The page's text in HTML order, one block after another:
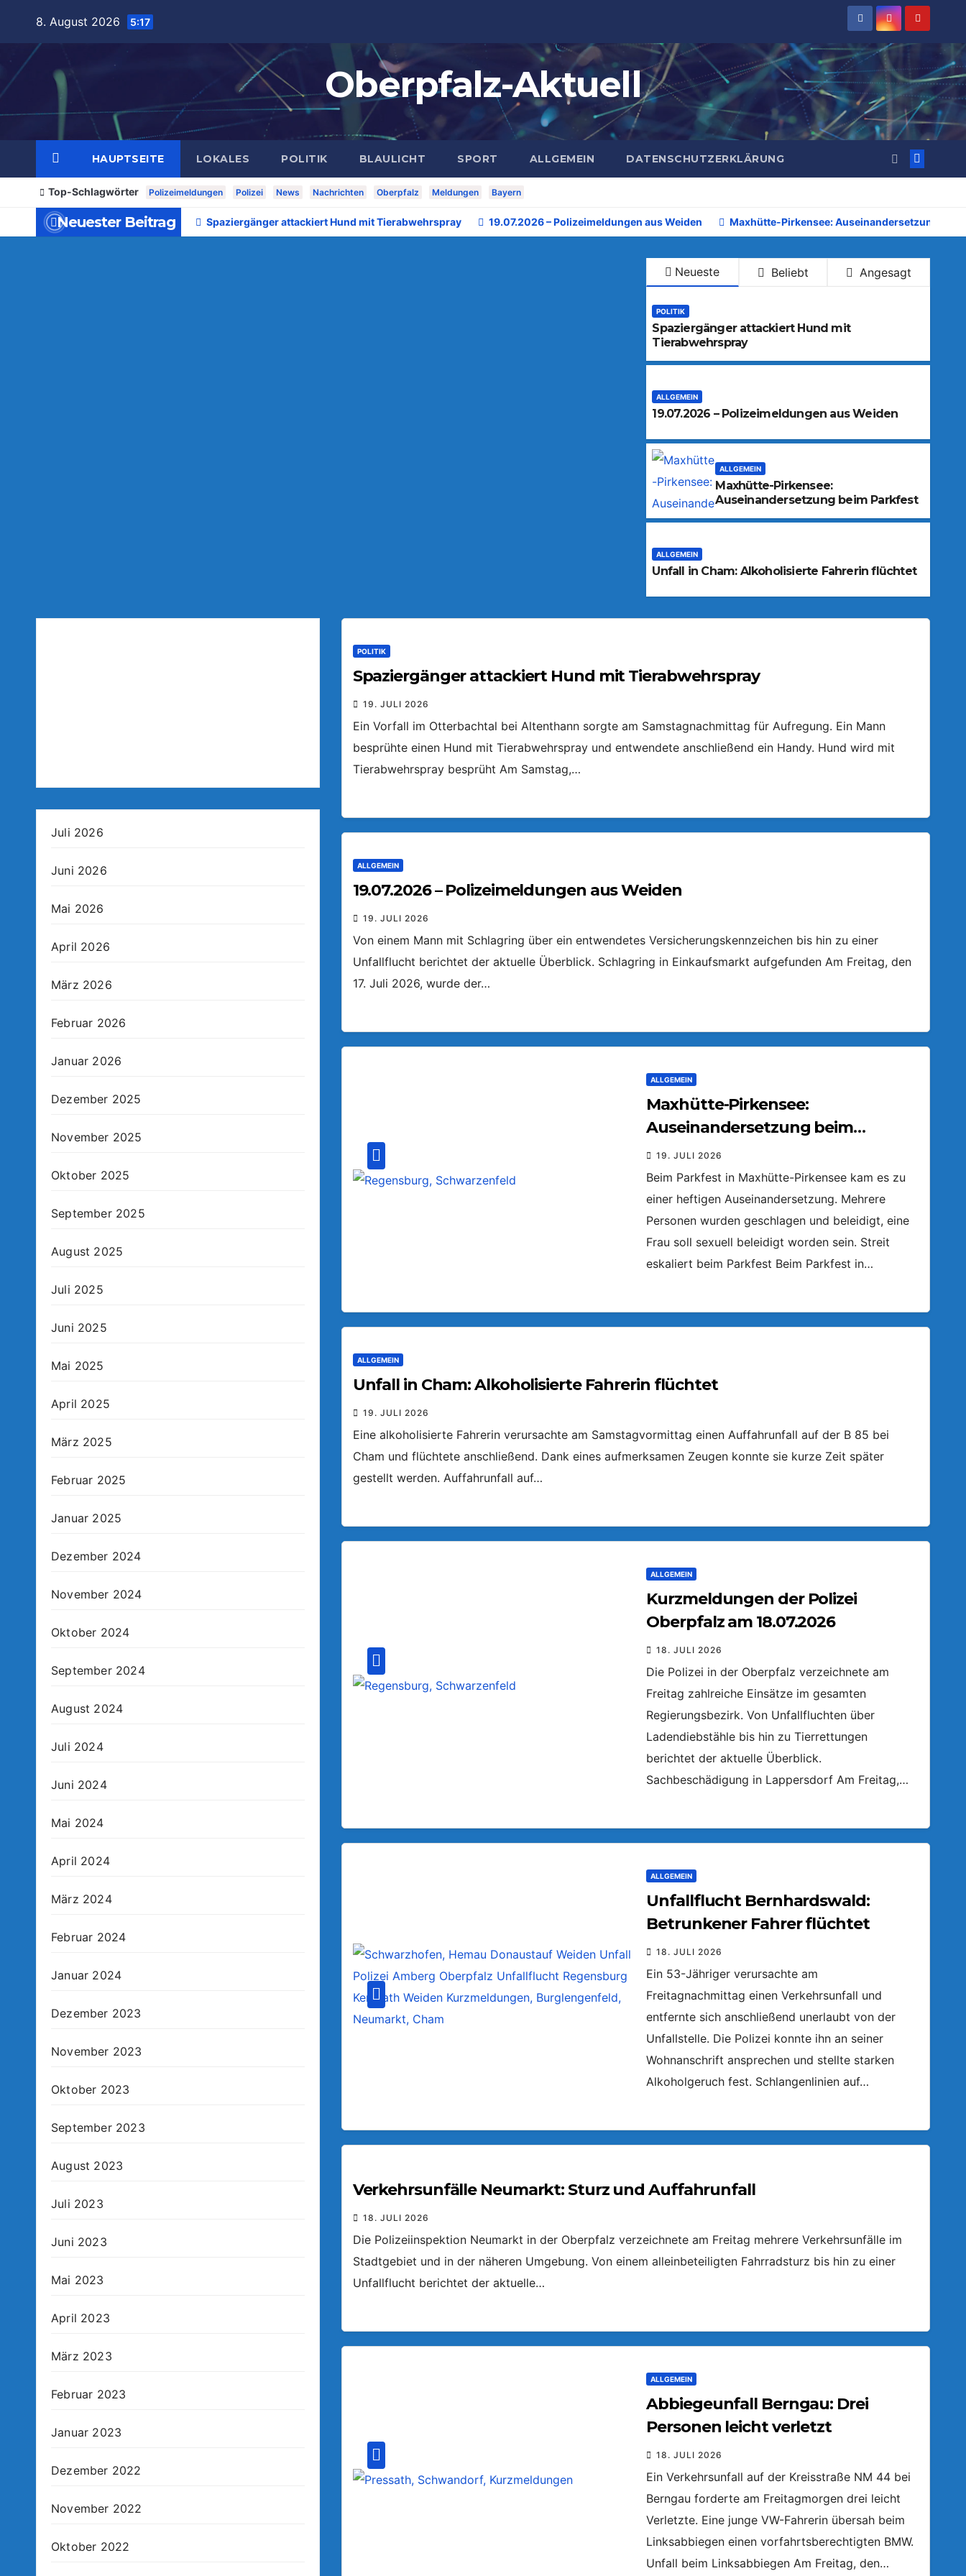
springen
8. August 2026 5:17
Oberpfalz-Aktuell
HAUPTSEITE LOKALES POLITIK BLAULICHT SPORT ALLGEMEIN DATENSCHUTZERKLÄRUNG
Top-Schlagwörter Polizeimeldungen Polizei News Nachrichten Oberpfalz Meldungen Bayern
Neuester Beitrag Spaziergänger attackiert Hund mit Tierabwehrspray 19.07.2026 – Polizeimeldungen aus Weiden Maxhütte-Pirkensee: Auseinandersetzung
Neueste Beliebt Angesagt
POLITIK
Spaziergänger attackiert Hund mit
Tierabwehrspray
ALLGEMEIN
19.07.2026 – Polizeimeldungen aus Weiden
ALLGEMEIN
Maxhütte-Pirkensee:
Auseinandersetzung beim Parkfest
ALLGEMEIN
Unfall in Cham: Alkoholisierte Fahrerin flüchtet
Juli 2026
Juni 2026
Mai 2026
April 2026
März 2026
Februar 2026
Januar 2026
Dezember 2025
November 2025
Oktober 2025
September 2025
August 2025
Juli 2025
Juni 2025
Mai 2025
April 2025
März 2025
Februar 2025
Januar 2025
Dezember 2024
November 2024
Oktober 2024
September 2024
August 2024
Juli 2024
Juni 2024
Mai 2024
April 2024
März 2024
Februar 2024
Januar 2024
Dezember 2023
November 2023
Oktober 2023
September 2023
August 2023
Juli 2023
Juni 2023
Mai 2023
April 2023
März 2023
Februar 2023
Januar 2023
Dezember 2022
November 2022
Oktober 2022
POLITIK
Spaziergänger attackiert Hund mit Tierabwehrspray
19. JULI 2026
Ein Vorfall im Otterbachtal bei Altenthann sorgte am Samstagnachmittag für Aufregung. Ein Mann
besprühte einen Hund mit Tierabwehrspray und entwendete anschließend ein Handy. Hund wird mit
Tierabwehrspray besprüht Am Samstag,…
ALLGEMEIN
19.07.2026 – Polizeimeldungen aus Weiden
19. JULI 2026
Von einem Mann mit Schlagring über ein entwendetes Versicherungskennzeichen bis hin zu einer
Unfallflucht berichtet der aktuelle Überblick. Schlagring in Einkaufsmarkt aufgefunden Am Freitag, den
17. Juli 2026, wurde der…
ALLGEMEIN
Maxhütte-Pirkensee:
Auseinandersetzung beim
Parkfest
19. JULI 2026
Beim Parkfest in Maxhütte-Pirkensee kam es zu
einer heftigen Auseinandersetzung. Mehrere
Personen wurden geschlagen und beleidigt, eine
Frau soll sexuell beleidigt worden sein. Streit
eskaliert beim Parkfest Beim Parkfest in…
ALLGEMEIN
Unfall in Cham: Alkoholisierte Fahrerin flüchtet
19. JULI 2026
Eine alkoholisierte Fahrerin verursachte am Samstagvormittag einen Auffahrunfall auf der B 85 bei
Cham und flüchtete anschließend. Dank eines aufmerksamen Zeugen konnte sie kurze Zeit später
gestellt werden. Auffahrunfall auf…
ALLGEMEIN
Kurzmeldungen der Polizei
Oberpfalz am 18.07.2026
18. JULI 2026
Die Polizei in der Oberpfalz verzeichnete am
Freitag zahlreiche Einsätze im gesamten
Regierungsbezirk. Von Unfallfluchten über
Ladendiebstähle bis hin zu Tierrettungen
berichtet der aktuelle Überblick.
Sachbeschädigung in Lappersdorf Am Freitag,…
ALLGEMEIN
Unfallflucht Bernhardswald:
Betrunkener Fahrer flüchtet
18. JULI 2026
Ein 53-Jähriger verursachte am
Freitagnachmittag einen Verkehrsunfall und
entfernte sich anschließend unerlaubt von der
Unfallstelle. Die Polizei konnte ihn an seiner
Wohnanschrift ansprechen und stellte starken
Alkoholgeruch fest. Schlangenlinien auf…
Verkehrsunfälle Neumarkt: Sturz und Auffahrunfall
18. JULI 2026
Die Polizeiinspektion Neumarkt in der Oberpfalz verzeichnete am Freitag mehrere Verkehrsunfälle im
Stadtgebiet und in der näheren Umgebung. Von einem alleinbeteiligten Fahrradsturz bis hin zu einer
Unfallflucht berichtet der aktuelle…
ALLGEMEIN
Abbiegeunfall Berngau: Drei
Personen leicht verletzt
18. JULI 2026
Ein Verkehrsunfall auf der Kreisstraße NM 44 bei
Berngau forderte am Freitagmorgen drei leicht
Verletzte. Eine junge VW-Fahrerin übersah beim
Linksabbiegen einen vorfahrtsberechtigten BMW.
Unfall beim Linksabbiegen Am Freitag, den…